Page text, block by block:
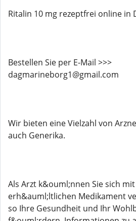
Ritalin 10 mg rezeptfrei online in
Bestellen Sie per E-Mail >>>
dagmarineborg1@gmail.com
Wir bieten eine Vielzahl von
auch Generika.
Als Arzt k&ouml;nnen Sie sich
erh&auml;ltlichen Medikament
so Ihre Gesundheit und Ihr